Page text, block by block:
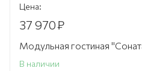
Цена:
37 970₽
Модульная гостиная
В наличии